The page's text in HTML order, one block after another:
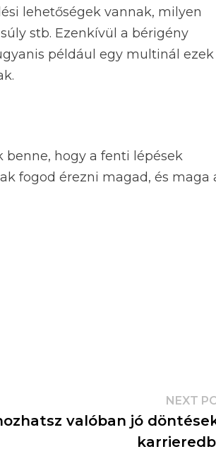
lehetőségek vannak, milyen
stb. Ezenkívül a bérigény
például egy multinál ezek
benne, hogy a fenti lépések
fogod érezni magad, és maga
NEXT
valóban jó